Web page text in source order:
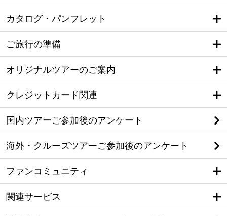
カタログ・パンフレット
ご旅行の準備
オリジナルツアーのご案内
クレジットカード関連
国内ツアーご参加後のアンケート
海外・クルーズツアーご参加後のアンケート
ファンコミュニティ
関連サービス